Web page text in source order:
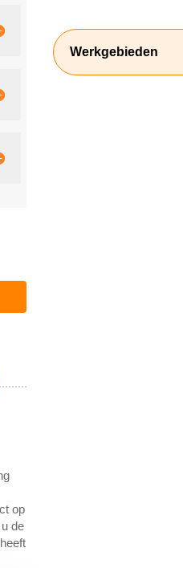
op
de
Werkgebieden